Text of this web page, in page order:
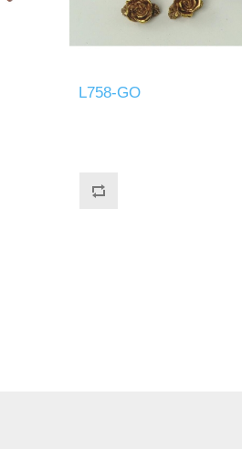
L758-GO